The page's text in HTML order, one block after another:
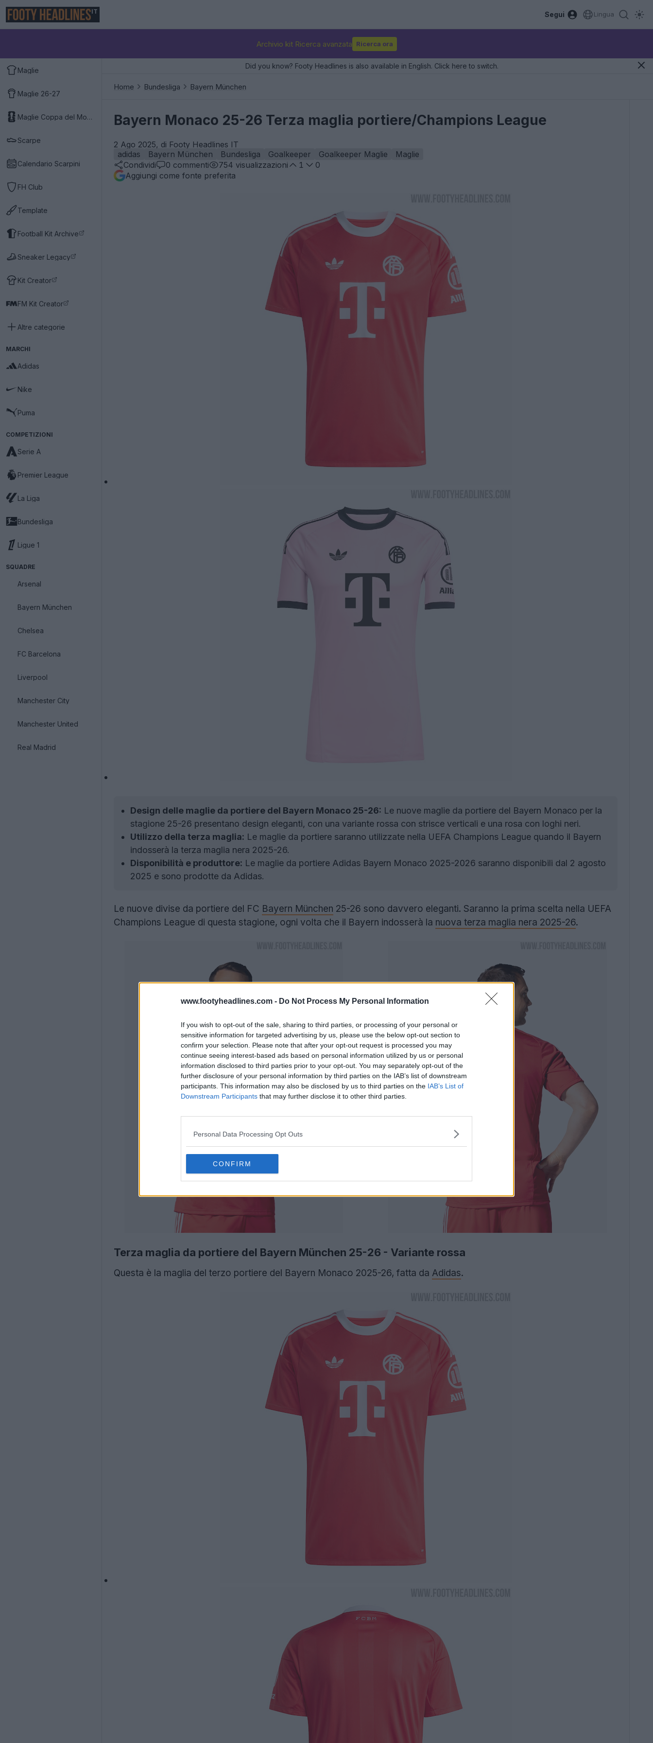
www.footyheadlines.com - Do Not Process My Personal Information
If you wish to opt-out of the sale, sharing to third parties, or processing of your personal or
sensitive information for targeted advertising by us, please use the below opt-out section to
confirm your selection. Please note that after your opt-out request is processed you may
continue seeing interest-based ads based on personal information utilized by us or personal
information disclosed to third parties prior to your opt-out. You may separately opt-out of the
further disclosure of your personal information by third parties on the IAB’s list of downstream
participants. This information may also be disclosed by us to third parties on the IAB’s List of
Downstream Participants that may further disclose it to other third parties.
Personal Data Processing Opt Outs
CONFIRM
IT Segui Lingua
Archivio kit Ricerca avanzata Ricerca ora
Maglie
Maglie 26-27
Maglie Coppa del Mondo 2026
Scarpe
Calendario Scarpini
FH Club
Template
Football Kit Archive
Sneaker Legacy
Kit Creator
FM Kit Creator
Altre categorie
MARCHI
Adidas
Nike
Puma
COMPETIZIONI
Serie A
Premier League
La Liga
Bundesliga
Ligue 1
SQUADRE
Arsenal
Bayern München
Chelsea
FC Barcelona
Liverpool
Manchester City
Manchester United
Real Madrid
Did you know? Footy Headlines is also available in English. Click here to switch.
Home Bundesliga Bayern München
Bayern Monaco 25-26 Terza maglia portiere/Champions League
2 Ago 2025, di Footy Headlines IT
adidas
Bayern München Bundesliga Goalkeeper Goalkeeper Maglie
Maglie
Condividi
0 commenti 754 visualizzazioni 1
0
Aggiungi come fonte preferita
Design delle maglie da portiere del Bayern Monaco 25-26: Le nuove maglie da portiere del Bayern Monaco per la
stagione 25-26 presentano design eleganti, con una variante rossa con strisce verticali e una rosa con loghi neri.
Utilizzo della terza maglia: Le maglie da portiere saranno utilizzate nella UEFA Champions League quando il Bayern
indosserà la terza maglia nera 2025-26.
Disponibilità e produttore: Le maglie da portiere Adidas Bayern Monaco 2025-2026 saranno disponibili dal 2 agosto
2025 e sono prodotte da Adidas.
Le nuove divise da portiere del FC Bayern München 25-26 sono davvero eleganti. Saranno la prima scelta nella UEFA
Champions League di questa stagione, ogni volta che il Bayern indosserà la nuova terza maglia nera 2025-26.
Terza maglia da portiere del Bayern München 25-26 - Variante rossa
Questa è la maglia del terzo portiere del Bayern Monaco 2025-26, fatta da Adidas.